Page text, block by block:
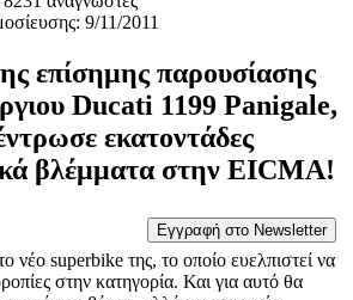
9/11/2011
επίσημης παρουσίασης
Ducati 1199 Panigale,
εκατοντάδες
βλέμματα στην EICMA!
νέο superbike της, το οποίο ευελπιστεί να
στην κατηγορία. Και για αυτό θα